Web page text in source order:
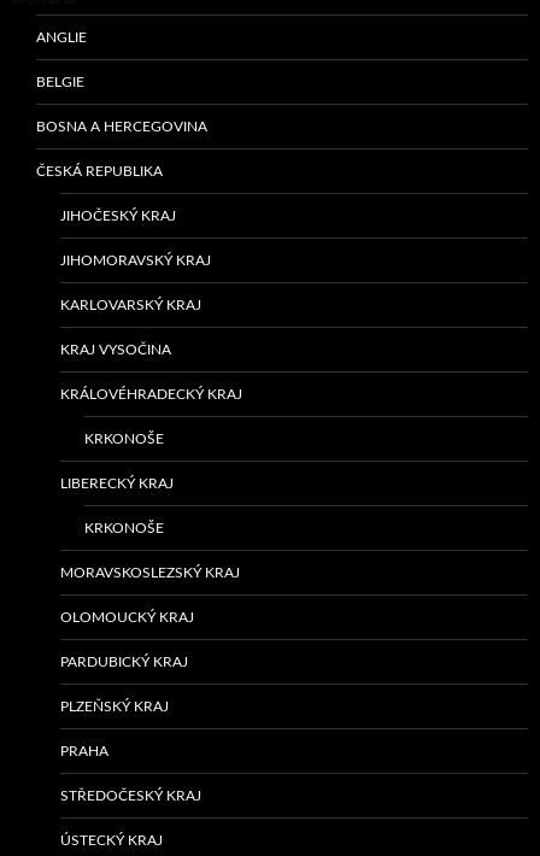
ANGLIE
BELGIE
BOSNA A HERCEGOVINA
ČESKÁ REPUBLIKA
JIHOČESKÝ KRAJ
JIHOMORAVSKÝ KRAJ
KARLOVARSKÝ KRAJ
KRAJ VYSOČINA
KRÁLOVÉHRADECKÝ KRAJ
KRKONOŠE
LIBERECKÝ KRAJ
KRKONOŠE
MORAVSKOSLEZSKÝ KRAJ
OLOMOUCKÝ KRAJ
PARDUBICKÝ KRAJ
PLZEŇSKÝ KRAJ
PRAHA
STŘEDOČESKÝ KRAJ
ÚSTECKÝ KRAJ